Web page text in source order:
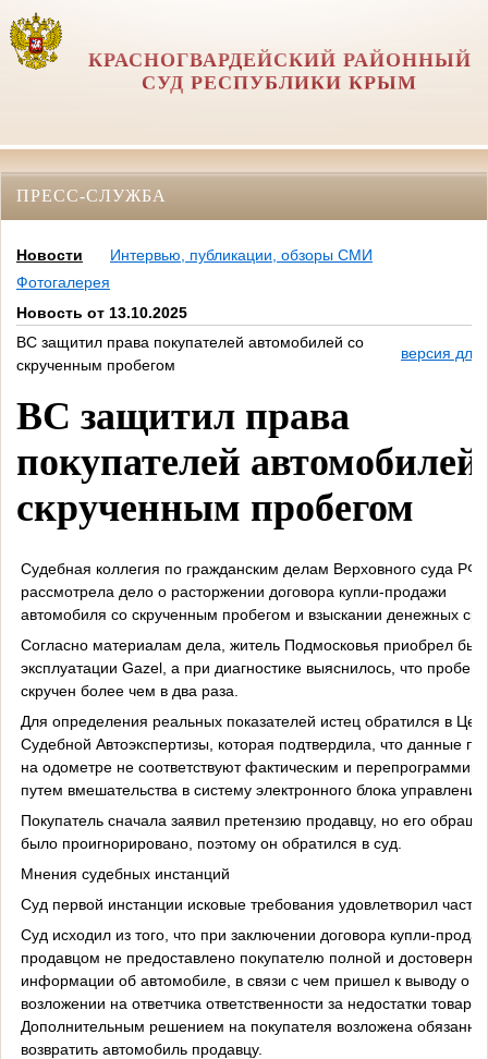
КРАСНОГВАРДЕЙСКИЙ РАЙОННЫЙ
СУД РЕСПУБЛИКИ КРЫМ
ПРЕСС-СЛУЖБА
Новости
Интервью, публикации, обзоры СМИ
Фотогалерея
Новость от 13.10.2025
ВС защитил права покупателей автомобилей со
скрученным пробегом
версия для
ВС защитил права
покупателей автомобилей
скрученным пробегом
Судебная коллегия по гражданским делам Верховного суда РФ
рассмотрела дело о расторжении договора купли-продажи
автомобиля со скрученным пробегом и взыскании денежных
Согласно материалам дела, житель Подмосковья приобрел
эксплуатации Gazel, а при диагностике выяснилось, что пробег
скручен более чем в два раза.
Для определения реальных показателей истец обратился в
Судебной Автоэкспертизы, которая подтвердила, что данные
на одометре не соответствуют фактическим и
путем вмешательства в систему электронного блока
Покупатель сначала заявил претензию продавцу, но его
было проигнорировано, поэтому он обратился в суд.
Мнения судебных инстанций
Суд первой инстанции исковые требования удовлетворил
Суд исходил из того, что при заключении договора купли-
продавцом не предоставлено покупателю полной и
информации об автомобиле, в связи с чем пришел к выводу о
возложении на ответчика ответственности за недостатки товара.
Дополнительным решением на покупателя возложена
возвратить автомобиль продавцу.